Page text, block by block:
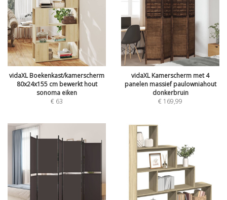
vidaXL Boekenkast/kamerscherm
80x24x155 cm bewerkt hout
sonoma eiken
€ 63
vidaXL Kamerscherm met 4
panelen massief paulowniahout
donkerbruin
€ 169,99